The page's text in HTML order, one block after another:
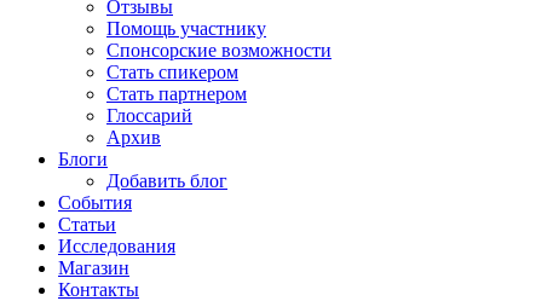
Отзывы
Помощь участнику
Спонсорские возможности
Стать спикером
Стать партнером
Глоссарий
Архив
Блоги
Добавить блог
События
Статьи
Исследования
Магазин
Контакты